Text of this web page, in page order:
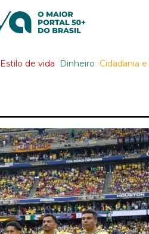
Estilo de vida Dinheiro Cidadania